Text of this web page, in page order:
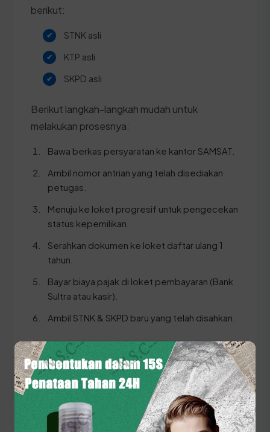
berikut:
STNK asli
KTP asli
SKPD asli
Berikut langkah-langkah mudah untuk
melakukan prosesnya:
Bawa berkas persyaratan ke kantor SAMSAT.
Ambil nomor antrian yang telah disediakan
petugas.
Menuju ke loket progresif untuk pengecekan
status kepemilikan.
Serahkan dokumen ke loket daftar ulang 1
tahun.
Bayar biaya pajak di loket pembayaran (Bank
Sultra atau kasir).
Ambil STNK & SKPD baru yang telah disahkan.
⚠️ Pastikan Anda membawa dokumen KTP dan
STNK yang data identitasnya sinkron untuk
menghindari kendala verifikasi sistem saat
proses administrasi.